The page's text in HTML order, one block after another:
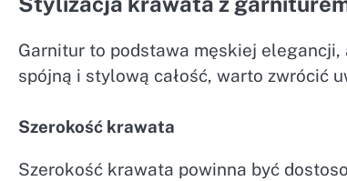
Garnitur to podstawa męskiej
spójną i stylową całość, warto zwrócić
Szerokość krawata
Szerokość krawata powinna być